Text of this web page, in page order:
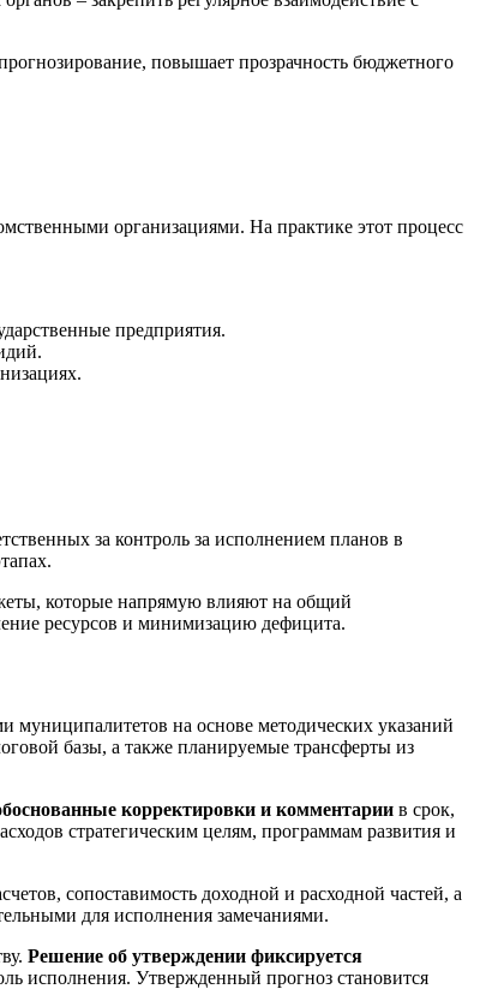
повышает прозрачность бюджетного
организациями. На практике этот процесс
предприятия.
за контроль за исполнением планов в
которые напрямую влияют на общий
ресурсов и минимизацию дефицита.
муниципалитетов на основе методических указаний
базы, а также планируемые трансферты из
корректировки и комментарии в срок,
стратегическим целям, программам развития и
сопоставимость доходной и расходной частей, а
для исполнения замечаниями.
Решение об утверждении фиксируется
исполнения. Утвержденный прогноз становится